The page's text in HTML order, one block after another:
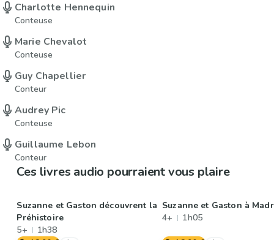
Charlotte Hennequin
Conteuse
Marie Chevalot
Conteuse
Guy Chapellier
Conteur
Audrey Pic
Conteuse
Guillaume Lebon
Conteur
Ces livres audio pourraient vous plaire
Suzanne et Gaston découvrent la
Préhistoire
5+
1h38
Suzanne et Gaston à
4+
1h05